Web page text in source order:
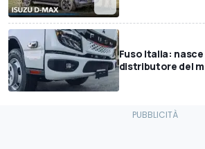
Fuso Italia:
distributore del